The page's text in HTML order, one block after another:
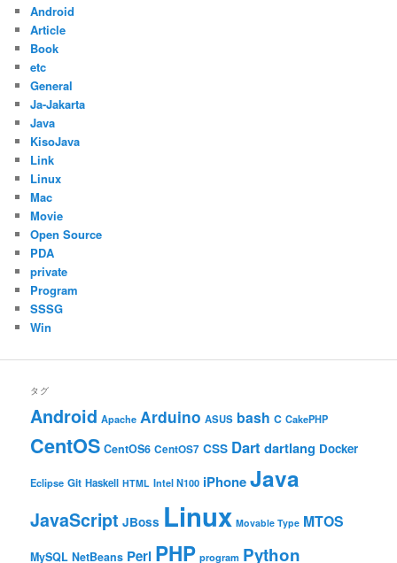
Android
Article
Book
etc
General
Ja-Jakarta
Java
KisoJava
Link
Linux
Mac
Movie
Open Source
PDA
private
Program
SSSG
Win
タグ
Android Apache Arduino ASUS bash C CakePHP
CentOS CentOS6 CentOS7 CSS Dart dartlang Docker
Eclipse Git Haskell HTML Intel N100 iPhoneJava
JavaScript JBoss Linux Movable Type MTOS
MySQL NetBeans Perl PHP program Python